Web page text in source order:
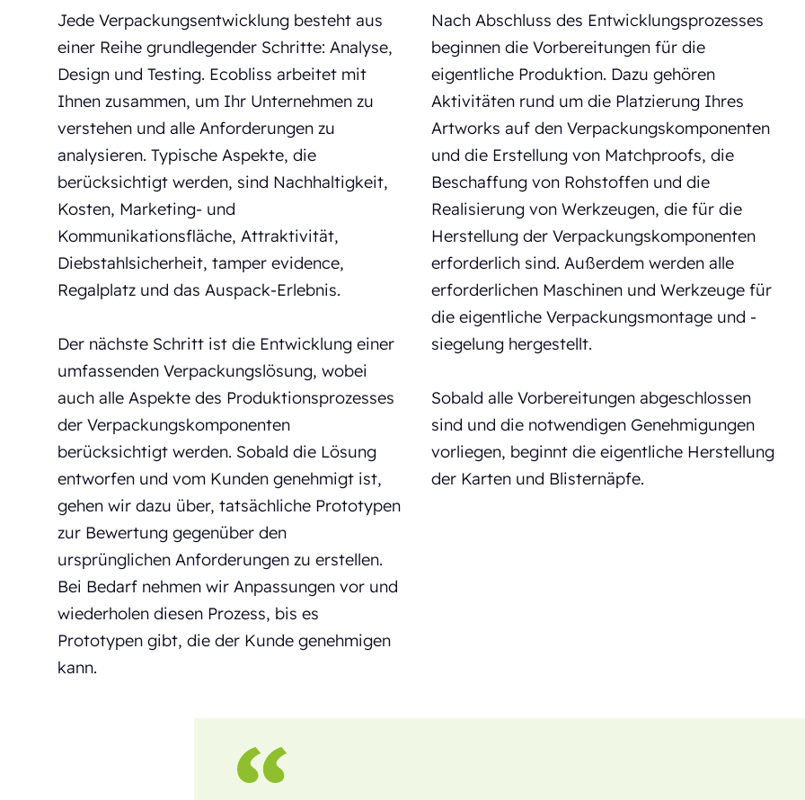
Jede Verpackungsentwicklung besteht aus
einer Reihe grundlegender Schritte: Analyse,
Design und Testing. Ecobliss arbeitet mit
Ihnen zusammen, um Ihr Unternehmen zu
verstehen und alle Anforderungen zu
analysieren. Typische Aspekte, die
berücksichtigt werden, sind Nachhaltigkeit,
Kosten, Marketing- und
Kommunikationsfläche, Attraktivität,
Diebstahlsicherheit, tamper evidence,
Regalplatz und das Auspack-Erlebnis.
Der nächste Schritt ist die Entwicklung einer
umfassenden Verpackungslösung, wobei
auch alle Aspekte des Produktionsprozesses
der Verpackungskomponenten
berücksichtigt werden. Sobald die Lösung
entworfen und vom Kunden genehmigt ist,
gehen wir dazu über, tatsächliche Prototypen
zur Bewertung gegenüber den
ursprünglichen Anforderungen zu erstellen.
Bei Bedarf nehmen wir Anpassungen vor und
wiederholen diesen Prozess, bis es
Prototypen gibt, die der Kunde genehmigen
kann.
Nach Abschluss des Entwicklungsprozesses
beginnen die Vorbereitungen für die
eigentliche Produktion. Dazu gehören
Aktivitäten rund um die Platzierung Ihres
Artworks auf den Verpackungskomponenten
und die Erstellung von Matchproofs, die
Beschaffung von Rohstoffen und die
Realisierung von Werkzeugen, die für die
Herstellung der Verpackungskomponenten
erforderlich sind. Außerdem werden alle
erforderlichen Maschinen und Werkzeuge für
die eigentliche Verpackungsmontage und -
siegelung hergestellt.
Sobald alle Vorbereitungen abgeschlossen
sind und die notwendigen Genehmigungen
vorliegen, beginnt die eigentliche Herstellung
der Karten und Blisternäpfe.